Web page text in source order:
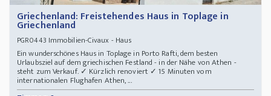
Griechenland: Freistehendes Haus in Toplage in
Griechenland
PGR0443 Immobilien-Civaux - Haus
Ein wunderschönes Haus in Toplage in Porto Rafti, dem besten
Urlaubsziel auf dem griechischen Festland - in der Nähe von Athen -
steht zum Verkauf. ✓ Kürzlich renoviert ✓ 15 Minuten vom
internationalen Flughafen Athen, ...